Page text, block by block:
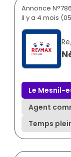
Annonce
il y a 4 mois
Le Mesnil-
Agent
Temps